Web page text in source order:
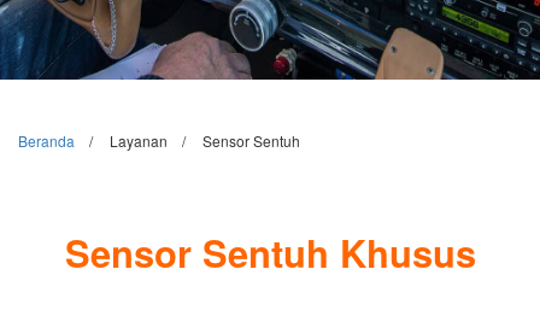
Beranda Layanan Sensor Sentuh
Sensor Sentuh Khusus